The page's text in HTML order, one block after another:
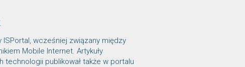
ISPortal, wcześniej związany między
Mobile Internet. Artykuły
technologii publikował także w portalu